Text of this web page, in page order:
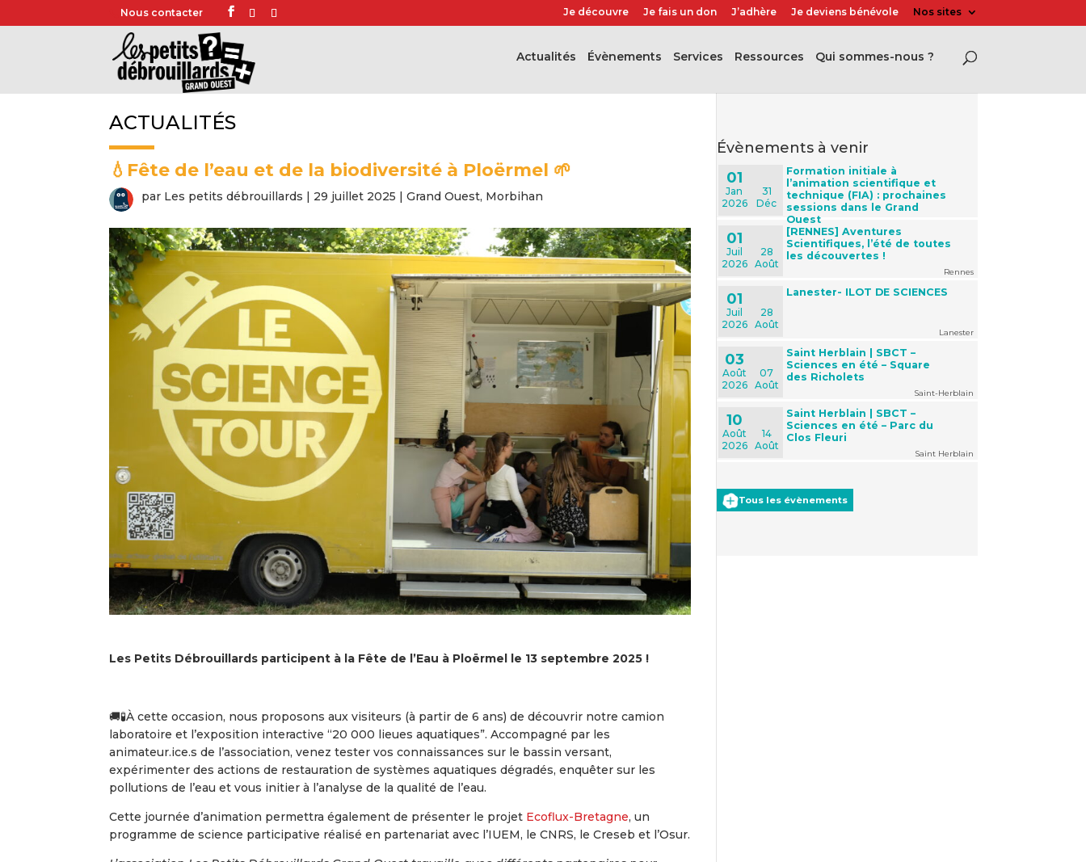
Nous contacter Je découvre Je fais un don J’adhère Je deviens bénévole Nos sites
Actualités évènements Services Ressources Qui sommes-nous ?
ACTUALITÉS
💧Fête de l’eau et de la biodiversité à Ploërmel 🌱
par Les petits débrouillards | 29 juillet 2025 | Grand Ouest, Morbihan
Les Petits Débrouillards participent à la Fête de l’Eau à Ploërmel le 13 septembre 2025 !
🚚🧪À cette occasion, nous proposons aux visiteurs (à partir de 6 ans) de découvrir notre camion
laboratoire et l’exposition interactive “20 000 lieues aquatiques”. Accompagné par les
animateur.ice.s de l’association, venez tester vos connaissances sur le bassin versant,
expérimenter des actions de restauration de systèmes aquatiques dégradés, enquêter sur les
pollutions de l’eau et vous initier à l’analyse de la qualité de l’eau.
Cette journée d’animation permettra également de présenter le projet Ecoflux-Bretagne, un
programme de science participative réalisé en partenariat avec l’IUEM, le CNRS, le Creseb et l’Osur.
évènements à venir
01
Jan
2026
31
Déc
Formation initiale à
l’animation scientifique et
technique (FIA) : prochaines
sessions dans le Grand
Ouest
01
Juil
2026
28
Août
[RENNES] Aventures
Scientifiques, l’été de toutes
les découvertes !
Rennes
01
Juil
2026
28
Août
Lanester- ILOT DE SCIENCES
Lanester
03
Août
2026
07
Août
Saint Herblain | SBCT –
Sciences en été – Square
des Richolets
Saint-Herblain
10
Août
2026
14
Août
Saint Herblain | SBCT –
Sciences en été – Parc du
Clos Fleuri
Saint Herblain
Tous les évènements